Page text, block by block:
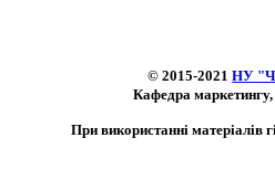
© 2015-2021 НУ
Кафедра маркетингу,
При використанні матеріалів